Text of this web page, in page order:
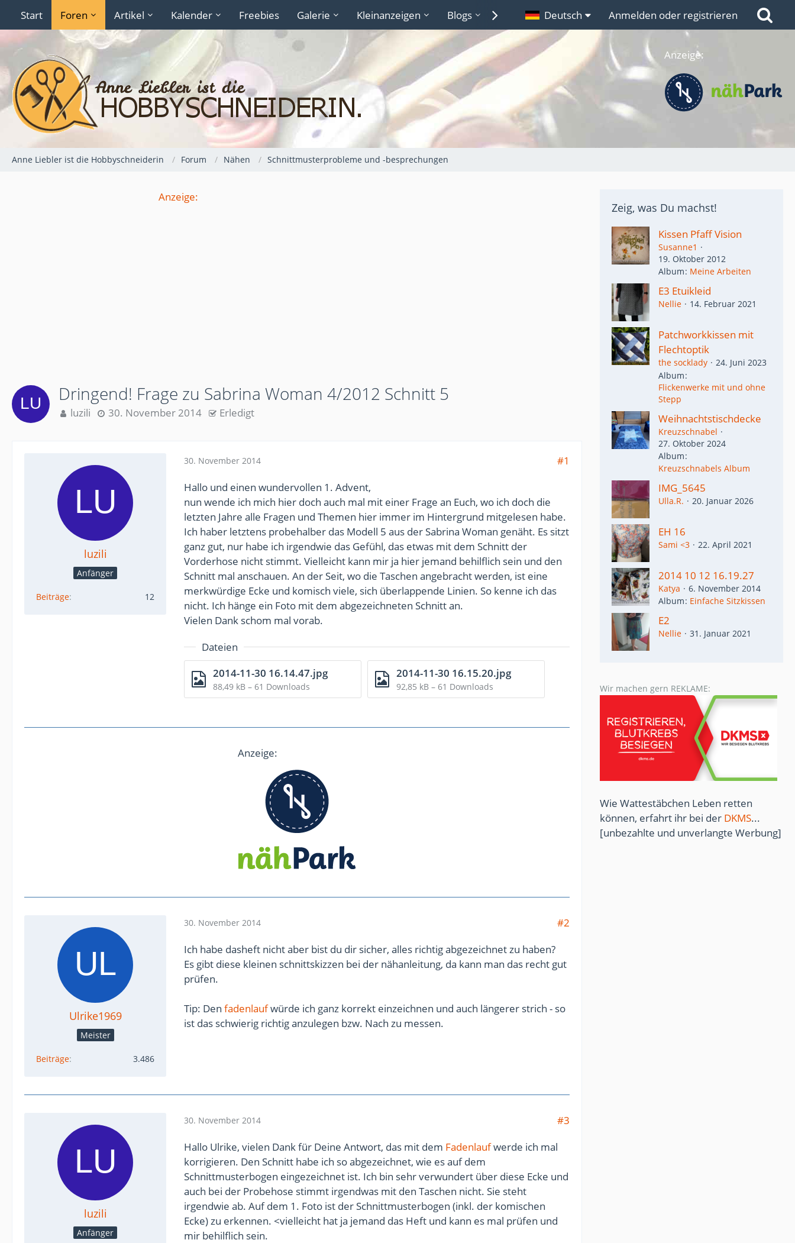
Start Foren Artikel Kalender Freebies Galerie Kleinanzeigen Blogs Lexikon Links
Deutsch Anmelden oder registrieren
Anzeige:
Anne Liebler ist die Hobbyschneiderin Forum Nähen Schnittmusterprobleme und -besprechungen
Anzeige:
Dringend! Frage zu Sabrina Woman 4/2012 Schnitt 5
luzili 30. November 2014 Erledigt
luzili
Anfänger
Beiträge 12
30. November 2014
#1
Hallo und einen wundervollen 1. Advent,
nun wende ich mich hier doch auch mal mit einer Frage an Euch, wo ich doch die
letzten Jahre alle Fragen und Themen hier immer im Hintergrund mitgelesen habe.
Ich haber letztens probehalber das Modell 5 aus der Sabrina Woman genäht. Es sitzt
ganz gut, nur habe ich irgendwie das Gefühl, das etwas mit dem Schnitt der
Vorderhose nicht stimmt. Vielleicht kann mir ja hier jemand behilflich sein und den
Schnitt mal anschauen. An der Seit, wo die Taschen angebracht werden, ist eine
merkwürdige Ecke und komisch viele, sich überlappende Linien. So kenne ich das
nicht. Ich hänge ein Foto mit dem abgezeichneten Schnitt an.
Vielen Dank schom mal vorab.
Dateien
2014-11-30 16.14.47.jpg
88,49 kB – 61 Downloads
2014-11-30 16.15.20.jpg
92,85 kB – 61 Downloads
Anzeige:
Ulrike1969
Meister
Beiträge 3.486
30. November 2014
#2
Ich habe dasheft nicht aber bist du dir sicher, alles richtig abgezeichnet zu haben?
Es gibt diese kleinen schnittskizzen bei der nähanleitung, da kann man das recht gut
prüfen.
Tip: Den fadenlaufwürde ich ganz korrekt einzeichnen und auch längerer strich - so
ist das schwierig richtig anzulegen bzw. Nach zu messen.
luzili
Anfänger
30. November 2014
#3
Hallo Ulrike, vielen Dank für Deine Antwort, das mit dem Fadenlaufwerde ich mal
korrigieren. Den Schnitt habe ich so abgezeichnet, wie es auf dem
Schnittmusterbogen eingezeichnet ist. Ich bin sehr verwundert über diese Ecke und
auch bei der Probehose stimmt irgendwas mit den Taschen nicht. Sie steht
irgendwie ab. Auf dem 1. Foto ist der Schnittmusterbogen (inkl. der komischen
Ecke) zu erkennen. <vielleicht hat ja jemand das Heft und kann es mal prüfen und
mir behilflich sein.
Zeig, was Du machst!
Kissen Pfaff Vision
Susanne1
19. Oktober 2012
Album Meine Arbeiten
E3 Etuikleid
Nellie 14. Februar 2021
Patchworkkissen mit
Flechtoptik
the socklady
24. Juni 2023
Album
Flickenwerke mit und ohne
Stepp
Weihnachtstischdecke
Kreuzschnabel
27. Oktober 2024
Album
Kreuzschnabels Album
IMG_5645
Ulla.R. 20. Januar 2026
EH 16
Sami <3 22. April 2021
2014 10 12 16.19.27
Katya
6. November 2014
Album Einfache Sitzkissen
E2
Nellie 31. Januar 2021
Wir machen gern REKLAME:
Wie Wattestäbchen Leben retten
können, erfahrt ihr bei der DKMS...
[unbezahlte und unverlangte Werbung]